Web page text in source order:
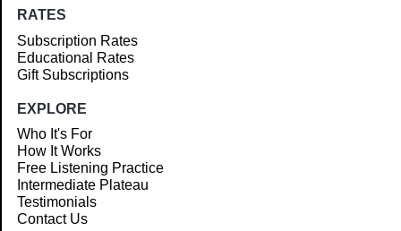
RATES
Subscription Rates
Educational Rates
Gift Subscriptions
EXPLORE
Who It's For
How It Works
Free Listening Practice
Intermediate Plateau
Testimonials
Contact Us